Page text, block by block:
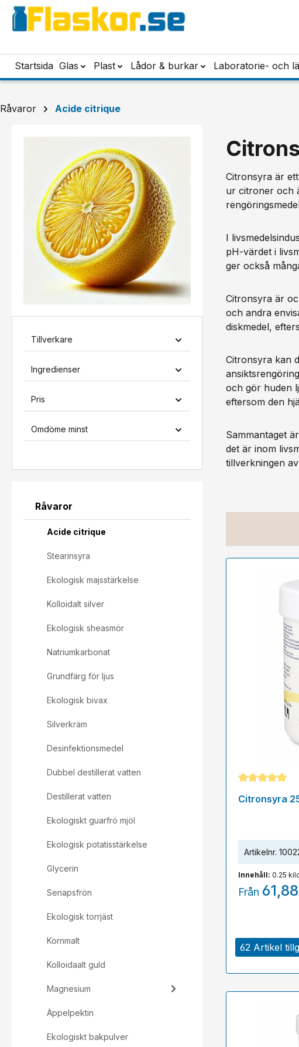
till huvudinnehåll
Hoppa till sökning
Hoppa till huvudnavigering
Startsida Glas Plast Lådor & burkar Laboratorie- och
Råvaror Acide citrique
Tillverkare
Ingredienser
Pris
Omdöme minst
Råvaror
Acide citrique
Stearinsyra
Ekologisk majsstärkelse
Kolloidalt silver
Ekologisk sheasmör
Natriumkarbonat
Grundfärg för ljus
Ekologisk bivax
Silverkräm
Desinfektionsmedel
Dubbel destillerat vatten
Destillerat vatten
Ekologiskt guarfrö mjöl
Ekologisk potatisstärkelse
Glycerin
Senapsfrön
Ekologisk torrjäst
Kornmalt
Kolloidaalt guld
Magnesium
Äppelpektin
Ekologiskt bakpulver
Citronsyra är
ur citroner och
I
pH-värdet i
ger också
Citronsyra är
och andra
diskmedel,
Citronsyra kan
och gör huden
eftersom den
Sammantaget
det är inom
tillverkningen
62 Artikel
Citronsyra
Artikelnr.
Innehåll: 0.25
Från